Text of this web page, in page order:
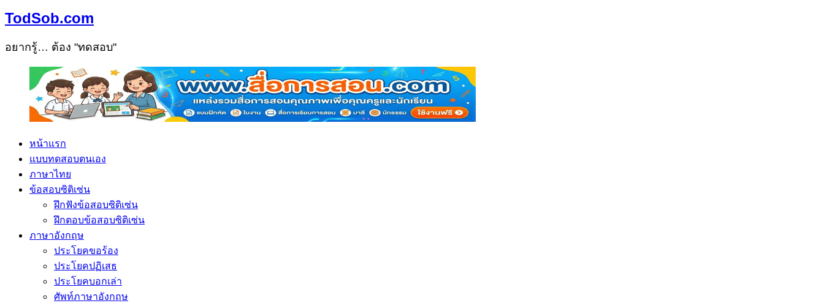
TodSob.com
อยากรู้… ต้อง "ทดสอบ"
หน้าแรก
แบบทดสอบตนเอง
ภาษาไทย
ข้อสอบซิติเซ่น
ฝึกฟังข้อสอบซิติเซ่น
ฝึกตอบข้อสอบซิติเซ่น
ภาษาอังกฤษ
ประโยคขอร้อง
ประโยคปฏิเสธ
ประโยคบอกเล่า
ศัพท์ภาษาอังกฤษ